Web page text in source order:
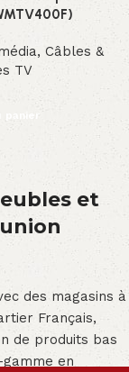
, Câbles &
TV
panier
et
des magasins à
Français,
de produits bas
en